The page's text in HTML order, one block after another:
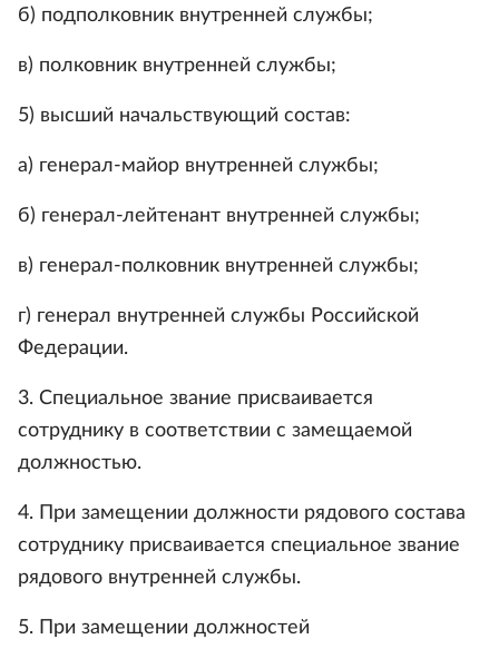
б) подполковник внутренней службы;
в) полковник внутренней службы;
5) высший начальствующий состав:
а) генерал-майор внутренней службы;
б) генерал-лейтенант внутренней службы;
в) генерал-полковник внутренней службы;
г) генерал внутренней службы Российской
Федерации.
3. Специальное звание присваивается
сотруднику в соответствии с замещаемой
должностью.
4. При замещении должности рядового состава
сотруднику присваивается специальное звание
рядового внутренней службы.
5. При замещении должностей